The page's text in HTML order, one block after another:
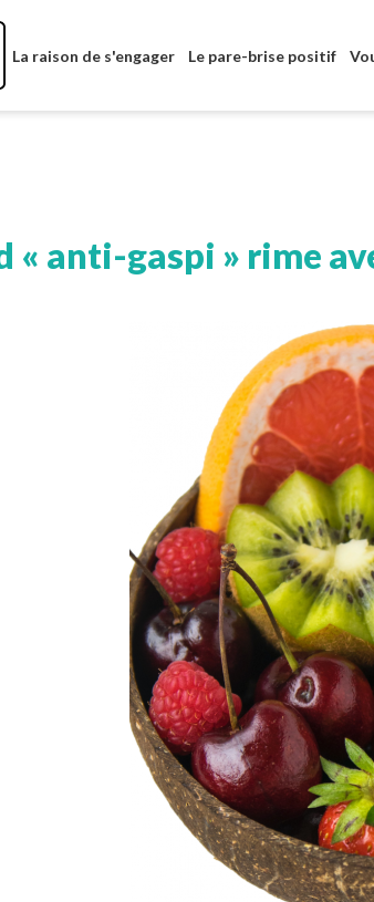
La raison de s'engager Le pare-brise positif
« anti-gaspi » rime